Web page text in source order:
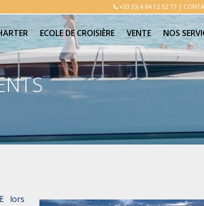
+33 (0) 4 94 12 52 77 |
ECOLE DE CROISIÈRE VENTE NOS
lors